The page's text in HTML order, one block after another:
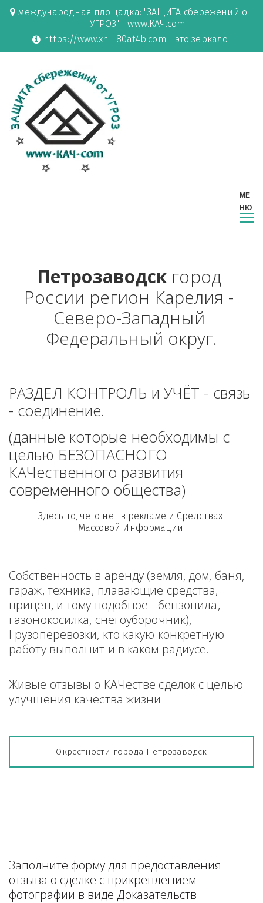
международная площадка: "ЗАЩИТА сбережений о
т УГРОЗ" - www.КАЧ.com
https://www.xn--80at4b.com - это зеркало
Петрозаводск город
России регион Карелия -
Северо-Западный
Федеральный округ.
РАЗДЕЛ КОНТРОЛЬ и УЧЁТ - связь
- соединение.
(данные которые необходимы с
целью БЕЗОПАСНОГО
КАЧественного развития
современного общества)
Здесь то, чего нет в рекламе и Средствах
Массовой Информации.
Собственность в аренду (земля, дом, баня,
гараж, техника, плавающие средства,
прицеп, и тому подобное - бензопила,
газонокосилка, снегоуборочник),
Грузоперевозки, кто какую конкретную
работу выполнит и в каком радиусе.
Живые отзывы о КАЧестве сделок с целью
улучшения качества жизни
Окрестности города Петрозаводск
Заполните форму для предоставления
отзыва о сделке с прикреплением
фотографии в виде Доказательств